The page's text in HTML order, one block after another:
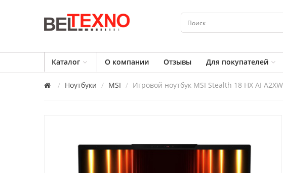
Каталог О компании Отзывы Для покупателей
Ноутбуки MSI Игровой ноутбук MSI Stealth 18 HX AI